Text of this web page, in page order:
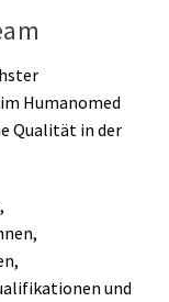
Humanomed
Qualität in der
und